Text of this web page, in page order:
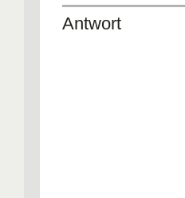
Antwort